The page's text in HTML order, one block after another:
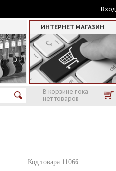
Вход
ИНТЕРНЕТ МАГАЗИН
В корзине пока
нет товаров
Код товара 11066